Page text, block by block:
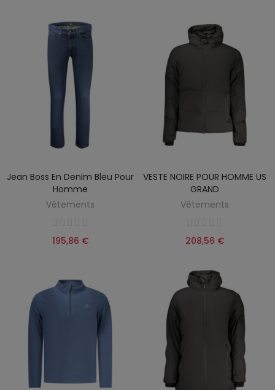
Jean Boss En Denim Bleu Pour
Homme
Vêtements
195,86 €
VESTE NOIRE POUR HOMME US
GRAND
Vêtements
208,56 €